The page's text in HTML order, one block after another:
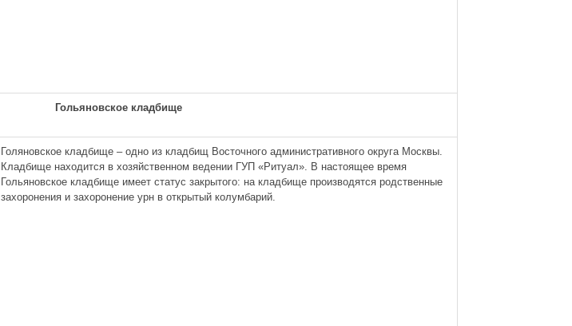
Гольяновское кладбище
Голяновское кладбище – одно из кладбищ Восточного административного округа Москвы.
Кладбище находится в хозяйственном ведении ГУП «Ритуал». В настоящее время
Гольяновское кладбище имеет статус закрытого: на кладбище производятся родственные
захоронения и захоронение урн в открытый колумбарий.